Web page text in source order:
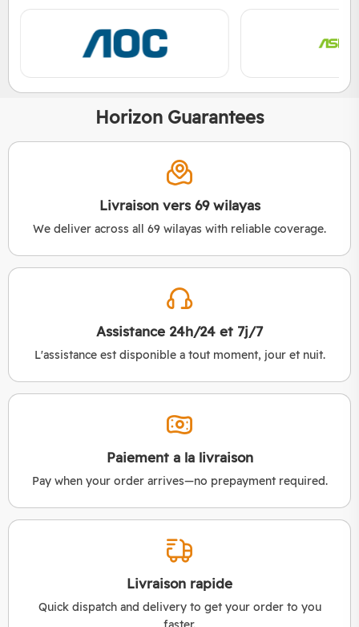
Horizon Guarantees
Livraison vers 69 wilayas
We deliver across all 69 wilayas with reliable coverage.
Assistance 24h/24 et 7j/7
L'assistance est disponible a tout moment, jour et nuit.
Paiement a la livraison
Pay when your order arrives—no prepayment required.
Livraison rapide
Quick dispatch and delivery to get your order to you